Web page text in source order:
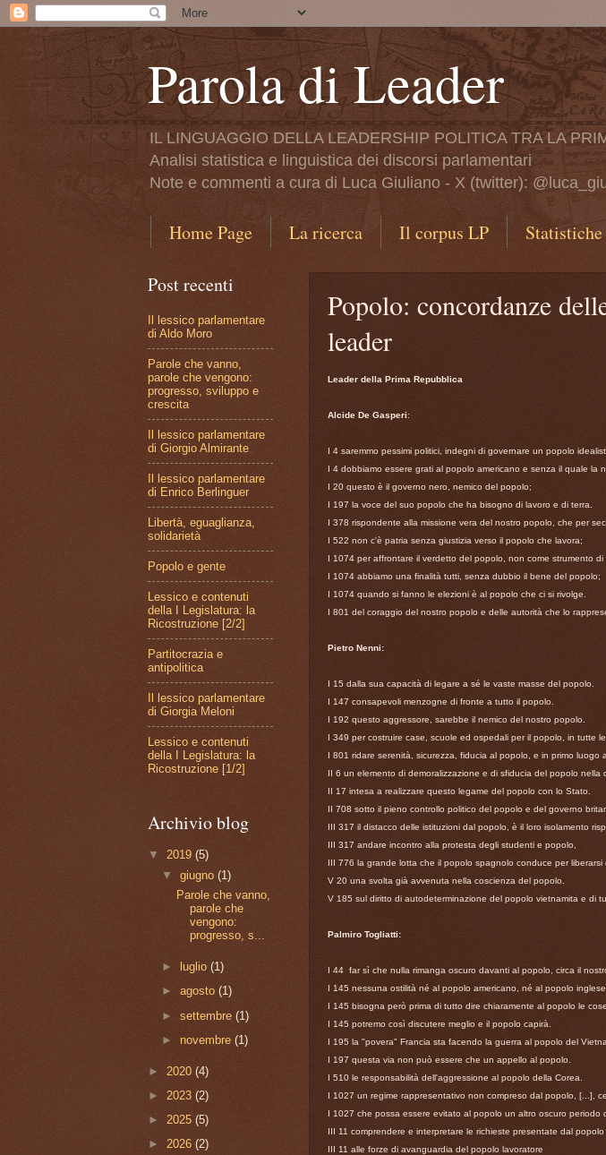
Parola di Leader
IL LINGUAGGIO DELLA LEADERSHIP POLITICA TRA LA
Analisi statistica e linguistica dei discorsi parlamentari
Note e commenti a cura di Luca Giuliano - X (twitter):
Home Page La ricerca Il corpus LP
Popolo: concordanze
leader
Leader della Prima Repubblica
Alcide De Gasperi:
I 4 saremmo pessimi politici, indegni di governare un popolo
I 4 dobbiamo essere grati al popolo americano e senza il quale la
I 20 questo è il governo nero, nemico del popolo;
I 197 la voce del suo popolo che ha bisogno di lavoro e di terra.
I 378 rispondente alla missione vera del nostro popolo, che per
I 522 non c'è patria senza giustizia verso il popolo che lavora;
I 1074 per affrontare il verdetto del popolo, non come strumento di
I 1074 abbiamo una finalità tutti, senza dubbio il bene del popolo;
I 1074 quando si fanno le elezioni è al popolo che ci si rivolge.
I 801 del coraggio del nostro popolo e delle autorità che lo
Pietro Nenni:
I 15 dalla sua capacità di legare a sé le vaste masse del popolo.
I 147 consapevoli menzogne di fronte a tutto il popolo.
I 192 questo aggressore, sarebbe il nemico del nostro popolo.
I 349 per costruire case, scuole ed ospedali per il popolo, in tutte le
I 801 ridare serenità, sicurezza, fiducia al popolo, e in primo luogo
II 6 un elemento di demoralizzazione e di sfiducia del popolo nella
II 17 intesa a realizzare questo legame del popolo con lo Stato.
II 708 sotto il pieno controllo politico del popolo e del governo
III 317 il distacco delle istituzioni dal popolo, è il loro isolamento
III 317 andare incontro alla protesta degli studenti e popolo,
III 776 la grande lotta che il popolo spagnolo conduce per liberarsi
V 20 una svolta già avvenuta nella coscienza del popolo.
V 185 sul diritto di autodeterminazione del popolo vietnamita e di
Palmiro Togliatti:
I 44 far sì che nulla rimanga oscuro davanti al popolo, circa il
I 145 nessuna ostilità né al popolo americano, né al popolo inglese.
I 145 bisogna però prima di tutto dire chiaramente al popolo le
I 145 potremo così discutere meglio e il popolo capirà.
I 195 la "povera" Francia sta facendo la guerra al popolo del
I 197 questa via non può essere che un appello al popolo.
I 510 le responsabilità dell'aggressione al popolo della Corea.
I 1027 un regime rappresentativo non compreso dal popolo, [...],
I 1027 che possa essere evitato al popolo un altro oscuro periodo
III 11 comprendere e interpretare le richieste presentate dal popolo
III 11 alle forze di avanguardia del popolo lavoratore
Post recenti
Il lessico parlamentare
di Aldo Moro
Parole che vanno,
parole che vengono:
progresso, sviluppo e
crescita
Il lessico parlamentare
di Giorgio Almirante
Il lessico parlamentare
di Enrico Berlinguer
Libertà, eguaglianza,
solidarietà
Popolo e gente
Lessico e contenuti
della I Legislatura: la
Ricostruzione [2/2]
Partitocrazia e
antipolitica
Il lessico parlamentare
di Giorgia Meloni
Lessico e contenuti
della I Legislatura: la
Ricostruzione [1/2]
Archivio blog
▼ 2019 (5)
▼ giugno (1)
Parole che vanno,
parole che
vengono:
progresso, s...
► luglio (1)
► agosto (1)
► settembre (1)
► novembre (1)
► 2020 (4)
► 2023 (2)
► 2025 (5)
► 2026 (2)